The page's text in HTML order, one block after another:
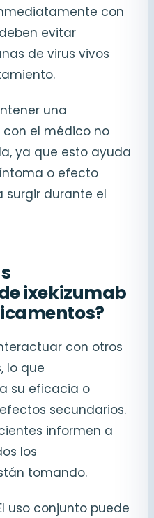
con
evitar
de virus vivos
una
el médico no
ya que esto ayuda
o efecto
surgir durante el
ixekizumab
con otros
lo que
su eficacia o
secundarios.
informen a
los
tomando.
uso conjunto puede